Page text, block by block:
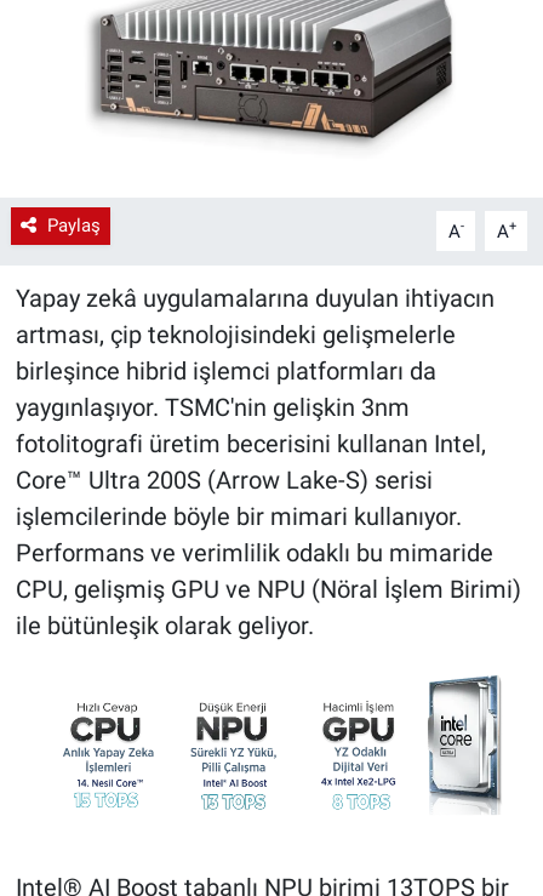
Paylaş A- A+
Yapay zekâ uygulamalarına duyulan ihtiyacın
artması, çip teknolojisindeki gelişmelerle
birleşince hibrid işlemci platformları da
yaygınlaşıyor. TSMC'nin gelişkin 3nm
fotolitografi üretim becerisini kullanan Intel,
Core™ Ultra 200S (Arrow Lake-S) serisi
işlemcilerinde böyle bir mimari kullanıyor.
Performans ve verimlilik odaklı bu mimaride
CPU, gelişmiş GPU ve NPU (Nöral İşlem Birimi)
ile bütünleşik olarak geliyor.
Intel® AI Boost tabanlı NPU birimi 13TOPS bir